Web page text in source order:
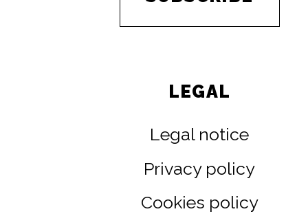
LEGAL
Legal notice
Privacy policy
Cookies policy